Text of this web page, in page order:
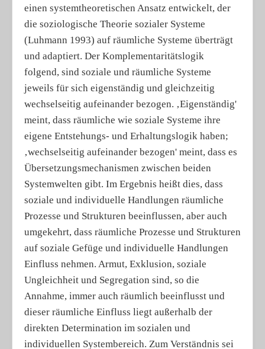
einen systemtheoretischen Ansatz entwickelt, der
die soziologische Theorie sozialer Systeme
(Luhmann 1993) auf räumliche Systeme überträgt
und adaptiert. Der Komplementaritätslogik
folgend, sind soziale und räumliche Systeme
jeweils für sich eigenständig und gleichzeitig
wechselseitig aufeinander bezogen. ‚Eigenständig'
meint, dass räumliche wie soziale Systeme ihre
eigene Entstehungs- und Erhaltungslogik haben;
‚wechselseitig aufeinander bezogen' meint, dass es
Übersetzungsmechanismen zwischen beiden
Systemwelten gibt. Im Ergebnis heißt dies, dass
soziale und individuelle Handlungen räumliche
Prozesse und Strukturen beeinflussen, aber auch
umgekehrt, dass räumliche Prozesse und Strukturen
auf soziale Gefüge und individuelle Handlungen
Einfluss nehmen. Armut, Exklusion, soziale
Ungleichheit und Segregation sind, so die
Annahme, immer auch räumlich beeinflusst und
dieser räumliche Einfluss liegt außerhalb der
direkten Determination im sozialen und
individuellen Systembereich. Zum Verständnis sei